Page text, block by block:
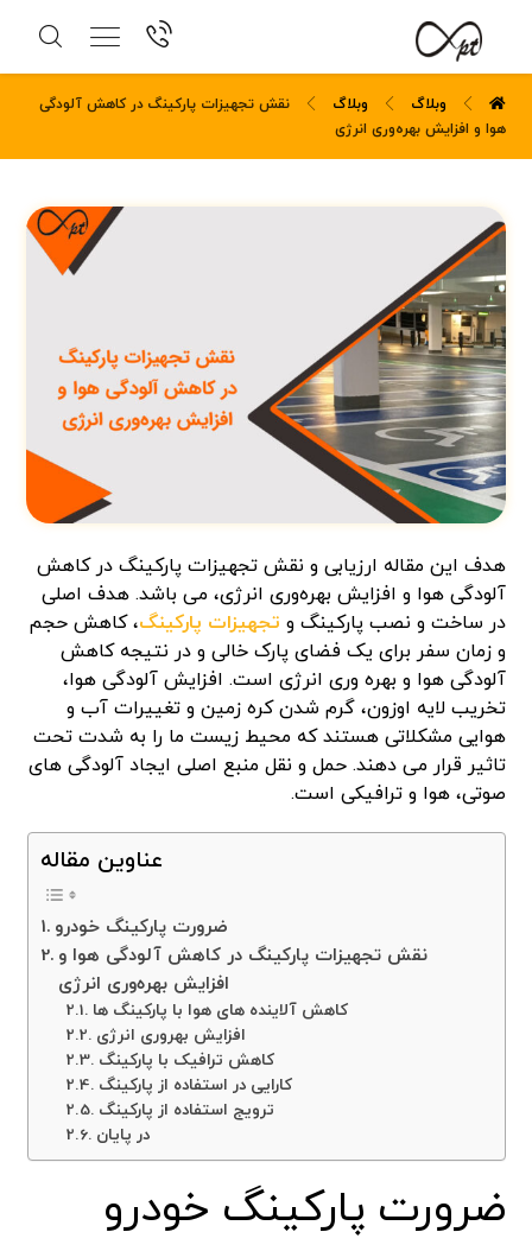
وبلاگ وبلاگ
نقش تجهیزات پارکینگ در کاهش آلودگی
هوا و افزایش بهره‌وری انرژی
هدف این مقاله ارزیابی و نقش تجهیزات پارکینگ در کاهش
آلودگی هوا و افزایش بهره‌وری انرژی، می باشد. هدف اصلی
در ساخت و نصب پارکینگ و تجهیزات پارکینگ، کاهش حجم
و زمان سفر برای یک فضای پارک خالی و در نتیجه کاهش
آلودگی هوا و بهره وری انرژی است. افزایش آلودگی هوا،
تخریب لایه اوزون، گرم شدن کره زمین و تغییرات آب و
هوایی مشکلاتی هستند که محیط زیست ما را به شدت تحت
تاثیر قرار می دهند. حمل و نقل منبع اصلی ایجاد آلودگی های
صوتی، هوا و ترافیکی است.
عناوین مقاله
ضرورت پارکینگ خودرو
نقش تجهیزات پارکینگ در کاهش آلودگی هوا و
افزایش بهره‌وری انرژی
کاهش آلاینده های هوا با پارکینگ ها
افزایش بهروری انرژی
کاهش ترافیک با پارکینگ
کارایی در استفاده از پارکینگ
ترویج استفاده از پارکینگ
در پایان
ضرورت پارکینگ خودرو